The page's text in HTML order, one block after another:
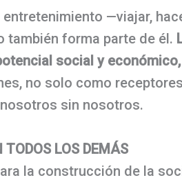
—viajar,
también forma parte de él.
social y
no solo como
sin nosotros.
TODOS LOS DEMÁS
la construcción de la